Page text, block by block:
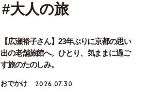
#大人の旅
【広瀬裕子さん】23年ぶりに京都の思い
出の老舗旅館へ。ひとり、気ままに過ご
す旅のたのしみ。
おでかけ 2026.07.30